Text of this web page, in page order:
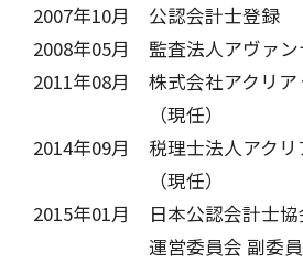
2007年10月
公認会計士登録
2008年05月
監査法人アヴァ
2011年08月
株式会社アクリ
（現任）
2014年09月
税理士法人アク
（現任）
2015年01月
日本公認会計士
運営委員会 副委